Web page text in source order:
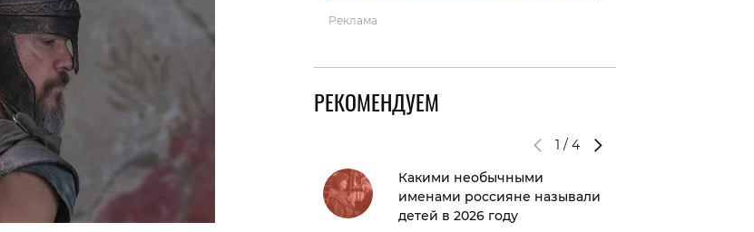
Реклама
РЕКОМЕНДУЕМ
1 /4
Какими необычными
именами россияне называли
детей в 2026 году